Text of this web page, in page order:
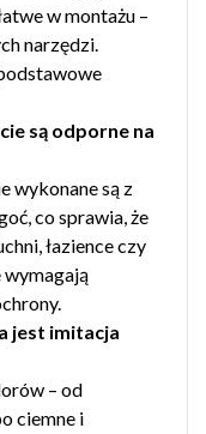
w montażu –
narzędzi.
są odporne na
wykonane są z
co sprawia, że
łazience czy
wymagają
jest imitacja
– od
ciemne i